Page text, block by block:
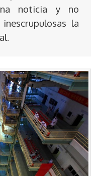
noticia y no
la